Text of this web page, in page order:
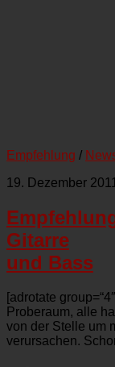
Empfehlung /
19. Dezember 2011
Gitarre
und Bass
[adrotate
Proberaum, alle
von der Stelle um
verursachen.